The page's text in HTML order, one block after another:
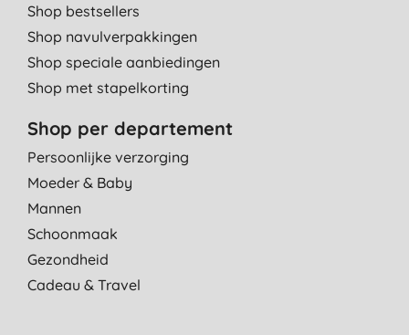
Shop bestsellers
Shop navulverpakkingen
Shop speciale aanbiedingen
Shop met stapelkorting
Shop per departement
Persoonlijke verzorging
Moeder & Baby
Mannen
Schoonmaak
Gezondheid
Cadeau & Travel